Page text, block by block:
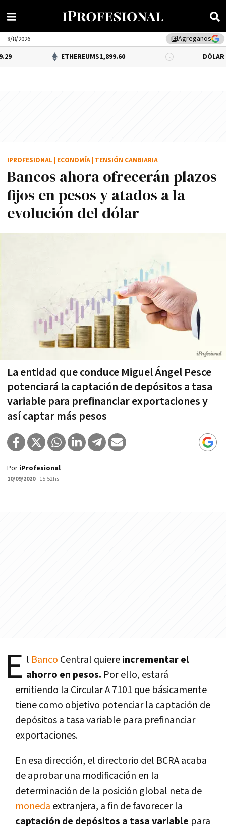
library_addAgreganos
8/8/2026
ETHEREUM$1,899.60 DÓLAR BNA
Bancos ahora ofrecerán plazos
fijos en pesos y atados a la
evolución del dólar
La entidad que conduce Miguel Ángel Pesce
potenciará la captación de depósitos a tasa
variable para prefinanciar exportaciones y
así captar más pesos
IPROFESIONAL ECONOMÍA TENSIÓN CAMBIARIA
Por iProfesional
10/09/2020- 15:52hs
E l Banco Central quiereincrementar el
ahorro en pesos. Por ello, estará
emitiendo la Circular A 7101 que básicamente
tiene como objetivo potenciar la captación de
depósitos a tasa variable para prefinanciar
exportaciones.
En esa dirección, el directorio del BCRA acaba
de aprobar una modificación en la
determinación de la posición global neta de
moneda extranjera, a fin de favorecer la
captación de depósitos a tasa variable para